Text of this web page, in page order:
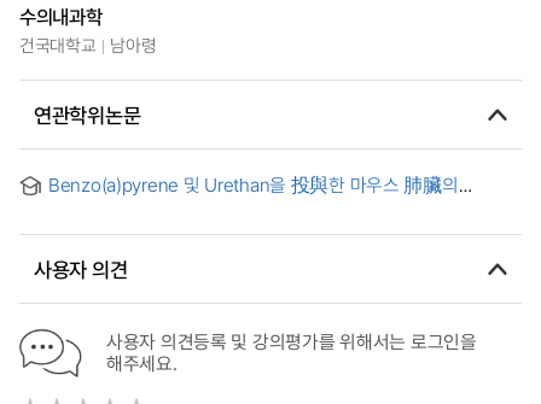
수의내과학
건국대학교 남아령
연관학위논문
Benzo(a)pyrene 및 Urethan을 投與한 마우스 肺臟의
사용자 의견
사용자 의견등록 및 강의평가를 위해서는 로그인을
해주세요.